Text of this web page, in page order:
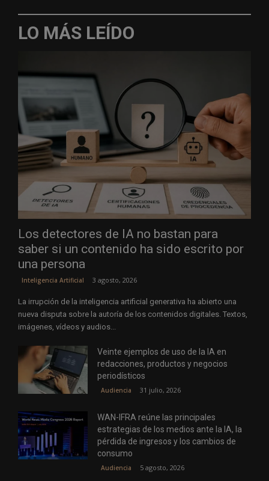
LO MÁS LEÍDO
Los detectores de IA no bastan para
saber si un contenido ha sido escrito por
una persona
Inteligencia Artificial 3 agosto, 2026
La irrupción de la inteligencia artificial generativa ha abierto una
nueva disputa sobre la autoría de los contenidos digitales. Textos,
imágenes, vídeos y audios...
Veinte ejemplos de uso de la IA en
redacciones, productos y negocios
periodísticos
Audiencia 31 julio, 2026
WAN-IFRA reúne las principales
estrategias de los medios ante la IA, la
pérdida de ingresos y los cambios de
consumo
Audiencia 5 agosto, 2026